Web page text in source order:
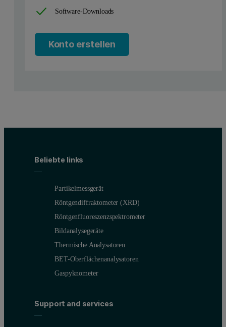
Software-Downloads
Konto erstellen
Beliebte links
Partikelmessgerät
Röntgendiffraktometer (XRD)
Röntgenfluoreszenzspektrometer
Bildanalysegeräte
Thermische Analysatoren
BET-Oberflächenanalysatoren
Gaspyknometer
Support and services